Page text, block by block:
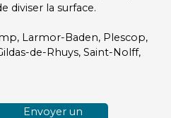
diviser la surface.
Larmor-Baden, Plescop,
de-Rhuys, Saint-Nolff,
Envoyer un